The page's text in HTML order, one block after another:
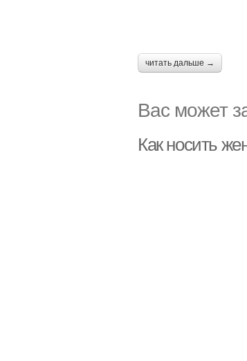
читать дальше →
Вас может
Как носить